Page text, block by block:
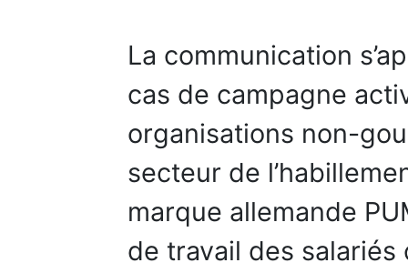
La communication
cas de campagne
organisations non-
secteur de
marque allemande
de travail des salariés